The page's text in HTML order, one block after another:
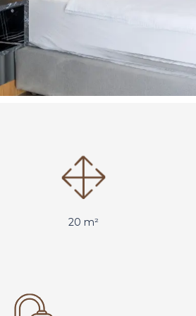
20 m²